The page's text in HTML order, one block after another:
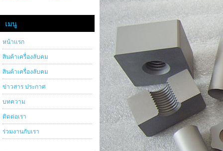
เมนู
หน้าแรก
สินค้าเครื่องลับคม
สินค้าเครื่องลับคม
ข่าวสาร ประกาศ
บทความ
ติดต่อเรา
ร่วมงานกับเรา